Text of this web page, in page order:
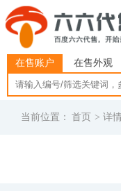
在售账户 在售外观
当前位置： 首页 > 详